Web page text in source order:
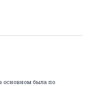
основном была по